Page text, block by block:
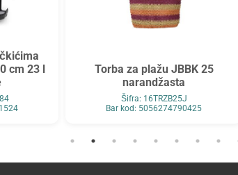
cm 23 l
Torba za plažu JBBK 25
narandžasta
Šifra: 16TRZB25J
Bar kod: 5056274790425